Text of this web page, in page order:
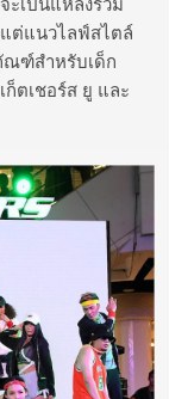
ต่แนวไลฟ์สไตล์
ณฑ์สำหรับเด็ก
ตเชอร์ส ยู และ